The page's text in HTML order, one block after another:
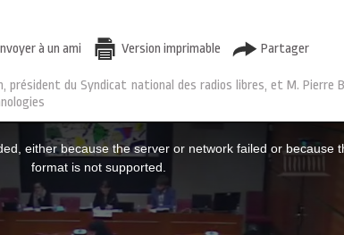
à un ami Version imprimable Partager
président du Syndicat national des radios libres, et M. Pierre